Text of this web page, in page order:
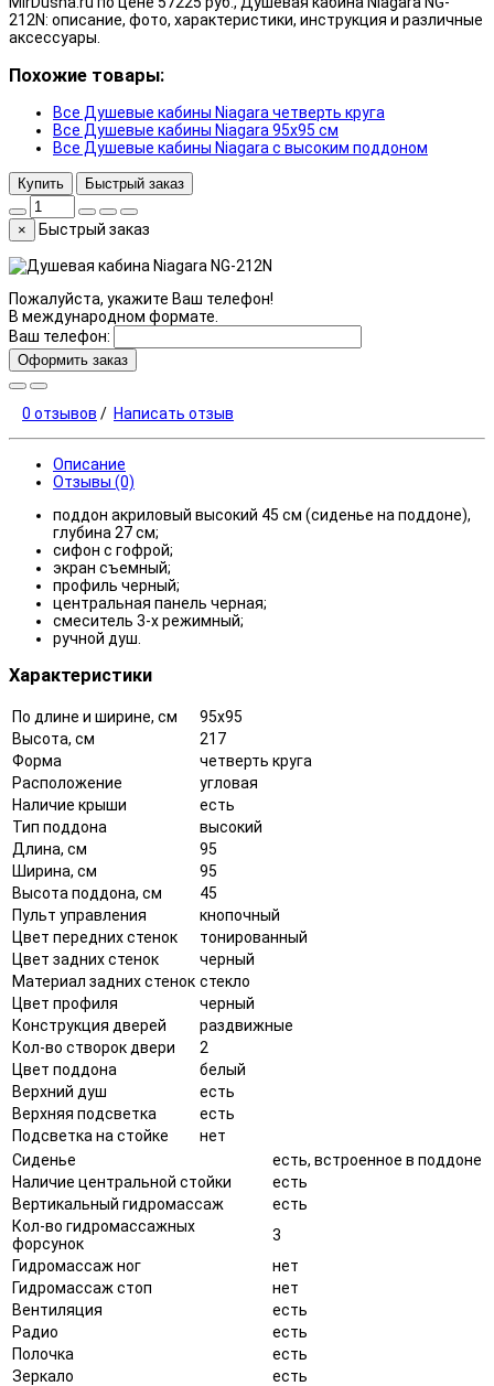
212N: описание, фото, характеристики, инструкция и различные
аксессуары.
Похожие товары:
Все Душевые кабины Niagara четверть круга
Все Душевые кабины Niagara 95x95 см
Все Душевые кабины Niagara с высоким поддоном
Купить Быстрый заказ
× Быстрый заказ
Пожалуйста, укажите Ваш телефон!
В международном формате.
Ваш телефон:
Оформить заказ
0 отзывов / Написать отзыв
Описание
Отзывы (0)
поддон акриловый высокий 45 см (сиденье на поддоне),
глубина 27 см;
сифон с гофрой;
экран съемный;
профиль черный;
центральная панель черная;
смеситель 3-х режимный;
ручной душ.
Характеристики
По длине и ширине, см
95x95
Высота, см
217
Форма
четверть круга
Расположение
угловая
Наличие крыши
есть
Тип поддона
высокий
Длина, см
95
Ширина, см
95
Высота поддона, см
45
Пульт управления
кнопочный
Цвет передних стенок
тонированный
Цвет задних стенок
черный
Материал задних стенок стекло
Цвет профиля
черный
Конструкция дверей
раздвижные
Кол-во створок двери
2
Цвет поддона
белый
Верхний душ
есть
Верхняя подсветка
есть
Подсветка на стойке
нет
Сиденье
есть, встроенное в поддоне
Наличие центральной стойки
есть
Вертикальный гидромассаж
есть
Кол-во гидромассажных
форсунок
3
Гидромассаж ног
нет
Гидромассаж стоп
нет
Вентиляция
есть
Радио
есть
Полочка
есть
Зеркало
есть